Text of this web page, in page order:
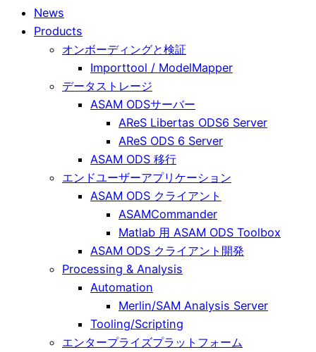
News
Products
オンボーディングと検証
Importtool / ModelMapper
データストレージ
ASAM ODSサーバー
AReS Libertas ODS6 Server
AReS ODS 6 Server
ASAM ODS 移行
エンドユーザーアプリケーション
ASAM ODS クライアント
ASAMCommander
Matlab 用 ASAM ODS Toolbox
ASAM ODS クライアント開発
Processing & Analysis
Automation
Merlin/SAM Analysis Server
Tooling/Scripting
エンタープライズプラットフォーム